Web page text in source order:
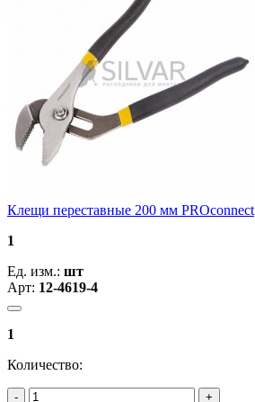
Клещи переставные 200 мм PROconnect
1
Ед. изм.: шт
Арт: 12-4619-4
1
Количество: